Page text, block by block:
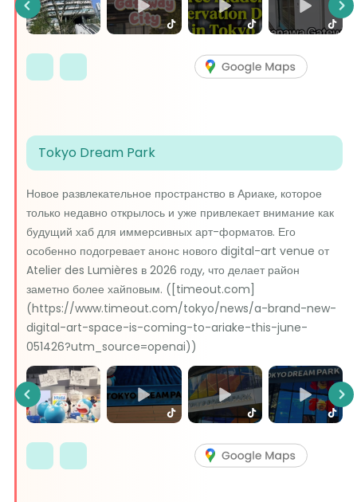
Previous
Tokyo Dream Park
Новое развлекательное пространство в Ариаке, которое
только недавно открылось и уже привлекает внимание как
будущий хаб для иммерсивных арт-форматов. Его
особенно подогревает анонс нового digital-art venue от
Atelier des Lumières в 2026 году, что делает район
заметно более хайповым. ([timeout.com]
(https://www.timeout.com/tokyo/news/a-brand-new-
digital-art-space-is-coming-to-ariake-this-june-
051426?utm_source=openai))
Previous